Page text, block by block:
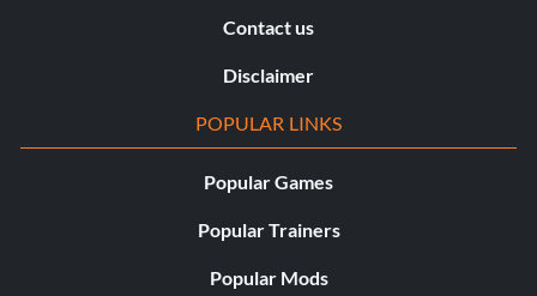
Contact us
Disclaimer
POPULAR LINKS
Popular Games
Popular Trainers
Popular Mods